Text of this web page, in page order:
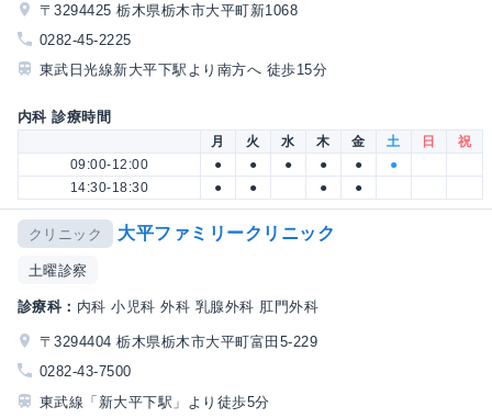
〒3294425 栃木県栃木市大平町新1068
0282-45-2225
東武日光線新大平下駅より南方へ 徒歩15分
内科 診療時間
月 火 水 木 金 土 日
祝
09:00-12:00
● ● ● ● ●
●
14:30-18:30
● ● ● ●
クリニック 大平ファミリークリニック
土曜診察
診療科： 内科 小児科 外科 乳腺外科 肛門外科
〒3294404 栃木県栃木市大平町富田5-229
0282-43-7500
東武線「新大平下駅」より徒歩5分